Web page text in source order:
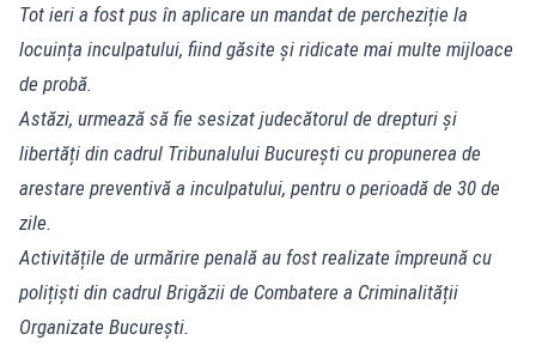
Tot ieri a fost pus în aplicare un mandat de percheziție la
locuința inculpatului, fiind găsite și ridicate mai multe mijloace
de probă.
Astăzi, urmează să fie sesizat judecătorul de drepturi și
libertăți din cadrul Tribunalului București cu propunerea de
arestare preventivă a inculpatului, pentru o perioadă de 30 de
zile.
Activitățile de urmărire penală au fost realizate împreună cu
polițiști din cadrul Brigăzii de Combatere a Criminalității
Organizate București.